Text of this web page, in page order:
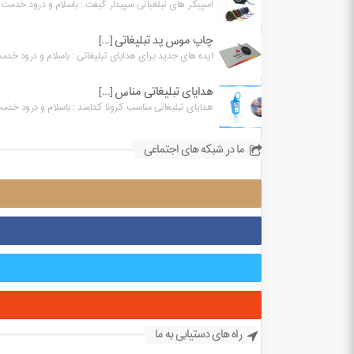
اسپیکر های تبلغیاتی سپیدار گیفت : باسلام و درود خدمت
چاپ موس پد تبلیغاتی [...]
ایده های جدید برای هدایای تبلیغاتی : باسلام و درود
هدایای تبلیغاتی مناس [...]
هدایای تبلیغاتی مناسب کرونا کدامند : باسلام و درود
ما در شبکه های اجتماعی
راه های دستیابی به ما